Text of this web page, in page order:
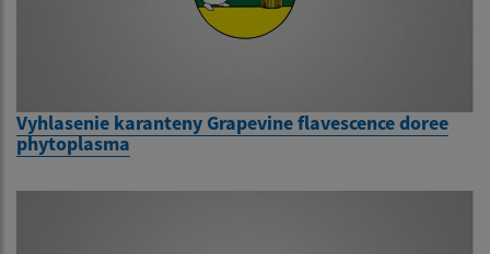
Vyhlasenie karanteny Grapevine flavescence doree
phytoplasma